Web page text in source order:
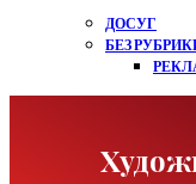
ДОСУГ
БЕЗ